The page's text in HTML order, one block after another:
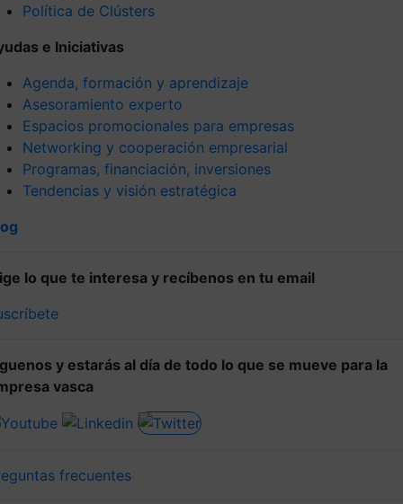
Política de Clústers
e Iniciativas
Agenda, formación y aprendizaje
Asesoramiento experto
Espacios promocionales para empresas
Networking y cooperación empresarial
Programas, financiación, inversiones
Tendencias y visión estratégica
lo que te interesa y recíbenos en tu email
y estarás al día de todo lo que se mueve para la
vasca
frecuentes